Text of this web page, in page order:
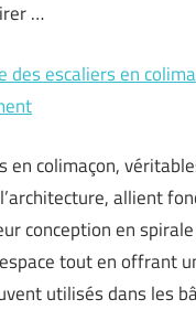
…
des escaliers en
en colimaçon,
allient
conception en
tout en offrant
utilisés dans les